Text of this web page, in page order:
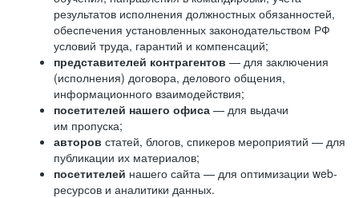
результатов исполнения должностных обязанностей,
обеспечения установленных законодательством РФ
условий труда, гарантий и компенсаций;
представителей контрагентов — для заключения
(исполнения) договора, делового общения,
информационного взаимодействия;
посетителей нашего офиса — для выдачи
им пропуска;
авторов статей, блогов, спикеров мероприятий — для
публикации их материалов;
посетителей нашего сайта — для оптимизации web-
ресурсов и аналитики данных.